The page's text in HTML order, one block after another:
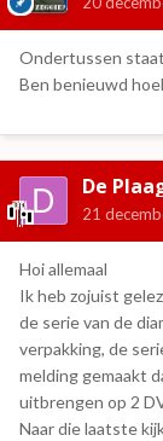
Ondertussen
Ben benieuwd
De
21
Hoi allemaal
Ik heb zojuist
de serie van de
verpakking, de
melding gemaakt
uitbrengen op 2
Naar die laatste